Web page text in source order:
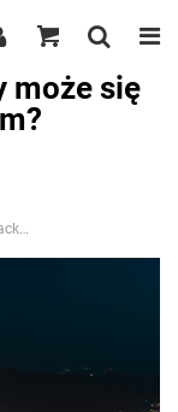
może się
Jak przemysł chemiczny może się chronić przed blackoutem? Komentuje DB Energy